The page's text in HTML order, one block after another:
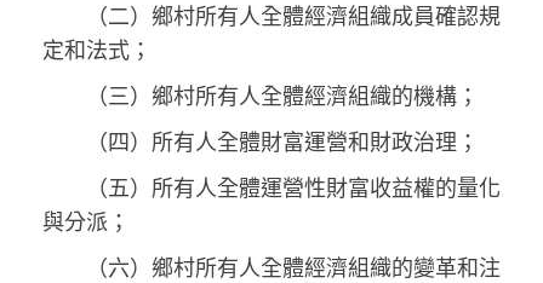
（二）鄉村所有人全體經濟組織成員確認規
定和法式；
（三）鄉村所有人全體經濟組織的機構；
（四）所有人全體財富運營和財政治理；
（五）所有人全體運營性財富收益權的量化
與分派；
（六）鄉村所有人全體經濟組織的變革和注